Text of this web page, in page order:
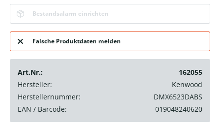
Bestandsalarm einrichten
Falsche Produktdaten melden
Art.Nr.:
162055
Hersteller:
Kenwood
Herstellernummer:
DMX6523DABS
EAN / Barcode:
019048240620